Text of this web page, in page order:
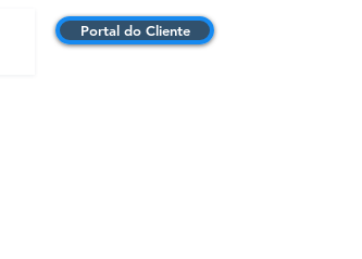
Portal do Cliente